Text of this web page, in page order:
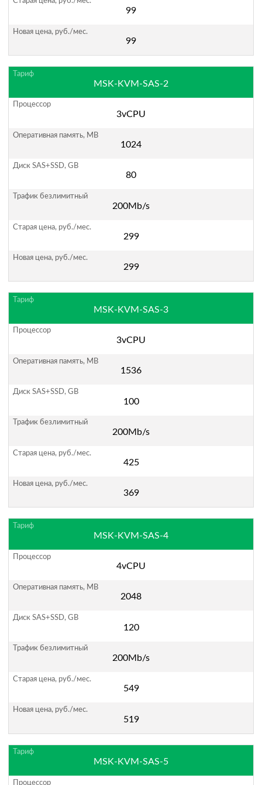
99
99
MSK-KVM-SAS-2
3vCPU
1024
80
200Mb/s
299
299
MSK-KVM-SAS-3
3vCPU
1536
100
200Mb/s
425
369
MSK-KVM-SAS-4
4vCPU
2048
120
200Mb/s
549
519
MSK-KVM-SAS-5